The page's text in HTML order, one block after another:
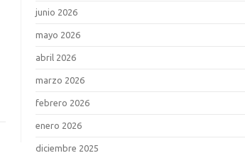
junio 2026
mayo 2026
abril 2026
marzo 2026
febrero 2026
enero 2026
diciembre 2025